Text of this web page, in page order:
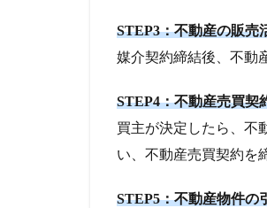
STEP3：不動産の販売
媒介契約締結後、不動
STEP4：不動産売買契
買主が決定したら、不
い、不動産売買契約を
STEP5：不動産物件の